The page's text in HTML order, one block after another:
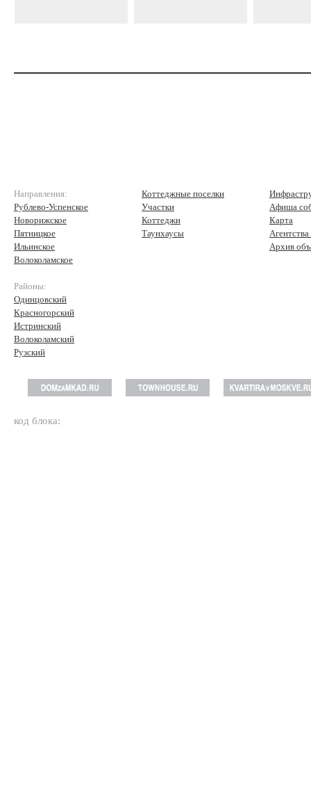
Направления:
Рублево-Успенское
Новорижское
Пятницкое
Ильинское
Волоколамское
Районы:
Одинцовский
Красногорский
Истринский
Волоколамский
Рузский
Коттеджные поселки
Участки
Коттеджи
Таунхаусы
Афиша
Карта
Архив
код блока: